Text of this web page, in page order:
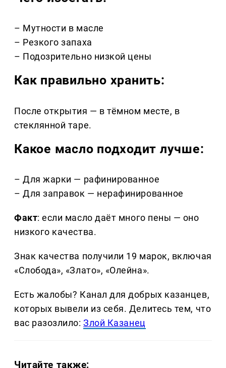
– Мутности в масле
– Резкого запаха
– Подозрительно низкой цены
Как правильно хранить:
После открытия — в тёмном месте, в
стеклянной таре.
Какое масло подходит лучше:
– Для жарки — рафинированное
– Для заправок — нерафинированное
Факт: если масло даёт много пены — оно
низкого качества.
Знак качества получили 19 марок, включая
«Слобода», «Злато», «Олейна».
Есть жалобы? Канал для добрых казанцев,
которых вывели из себя. Делитеcь тем, что
вас разозлило:Злой Казанец
Читайте также: